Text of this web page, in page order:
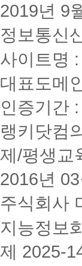
2019년 9
정보통신
사이트명
대표도메
인증기간
랭키닷컴
제/평생교
2016년
주식회사
지능정보
제 2025-